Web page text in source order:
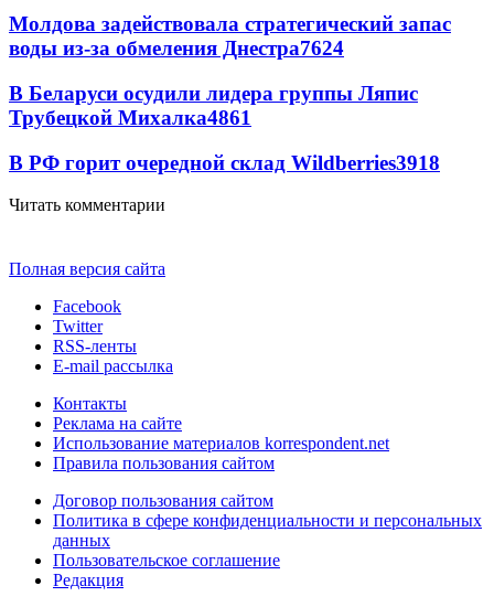
Молдова задействовала стратегический запас
воды из-за обмеления Днестра7624
В Беларуси осудили лидера группы Ляпис
Трубецкой Михалка4861
В РФ горит очередной склад Wildberries3918
Читать комментарии
Полная версия сайта
Facebook
Twitter
RSS-ленты
E-mail рассылка
Контакты
Реклама на сайте
Использование материалов korrespondent.net
Правила пользования сайтом
Договор пользования сайтом
Политика в сфере конфиденциальности и персональных
данных
Пользовательское соглашение
Редакция